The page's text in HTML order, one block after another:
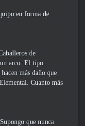
en forma de
de
un arco. El tipo
más daño que
Cuanto más
que nunca